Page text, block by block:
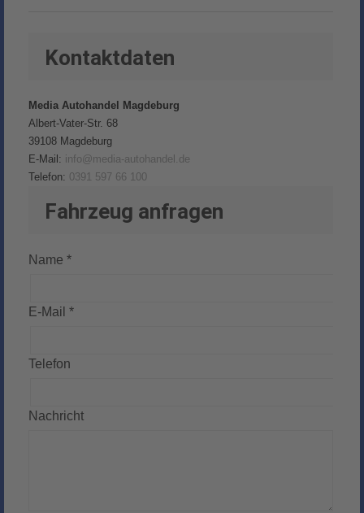
Kontaktdaten
Media Autohandel Magdeburg
Albert-Vater-Str. 68
39108 Magdeburg
E-Mail: info@media-autohandel.de
Telefon: 0391 597 66 100
Fahrzeug anfragen
Name *
E-Mail *
Telefon
Nachricht